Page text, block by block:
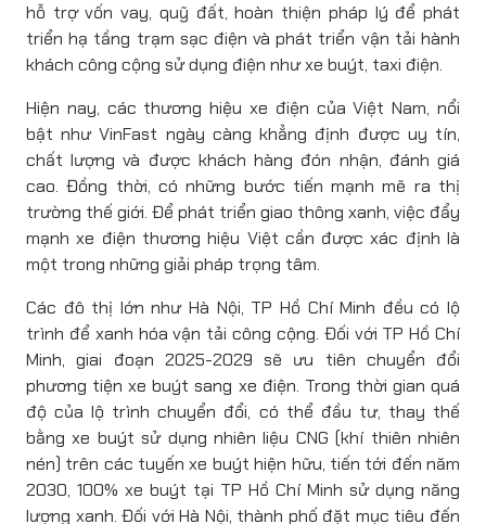
hỗ trợ vốn vay, quỹ đất, hoàn thiện pháp lý để phát
triển hạ tầng trạm sạc điện và phát triển vận tải hành
khách công cộng sử dụng điện như xe buýt, taxi điện.
Hiện nay, các thương hiệu xe điện của Việt Nam, nổi
bật như VinFast ngày càng khẳng định được uy tín,
chất lượng và được khách hàng đón nhận, đánh giá
cao. Đồng thời, có những bước tiến mạnh mẽ ra thị
trường thế giới. Để phát triển giao thông xanh, việc đẩy
mạnh xe điện thương hiệu Việt cần được xác định là
một trong những giải pháp trọng tâm.
Các đô thị lớn như Hà Nội, TP Hồ Chí Minh đều có lộ
trình để xanh hóa vận tải công cộng. Đối với TP Hồ Chí
Minh, giai đoạn 2025-2029 sẽ ưu tiên chuyển đổi
phương tiện xe buýt sang xe điện. Trong thời gian quá
độ của lộ trình chuyển đổi, có thể đầu tư, thay thế
bằng xe buýt sử dụng nhiên liệu CNG (khí thiên nhiên
nén) trên các tuyến xe buýt hiện hữu, tiến tới đến năm
2030, 100% xe buýt tại TP Hồ Chí Minh sử dụng năng
lượng xanh. Đối với Hà Nội, thành phố đặt mục tiêu đến